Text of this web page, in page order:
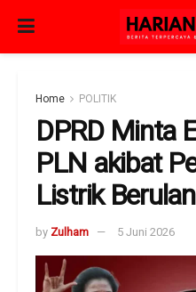
Home POLITIK
DPRD Minta
PLN akibat
Listrik
by Zulham 5 Juni 2026